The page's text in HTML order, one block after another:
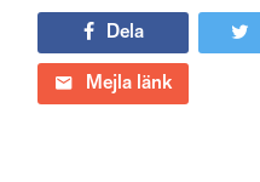
Dela
Mejla länk